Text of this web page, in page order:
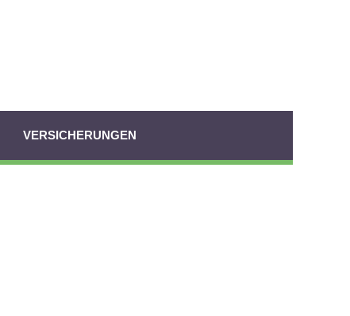
VERSICHERUNGEN